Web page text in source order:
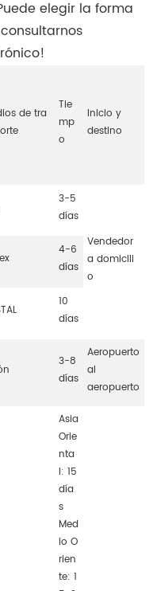
elegir la forma
de tra
Tie
mp
o
Inicio y
destino
3-5
días
Vendedor
a domicili
o
4-6
días
10
días
3-8
días
Aeropuerto
al
aeropuerto
Asia
Orie
nta
l: 15
día
s
Med
io O
rien
te: 1